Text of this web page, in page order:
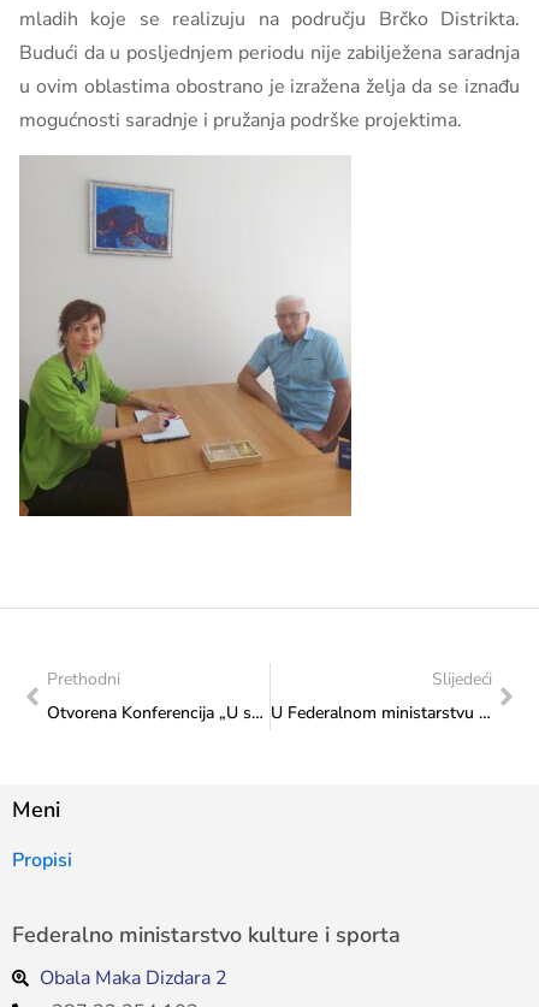
mladih koje se realizuju na području Brčko Distrikta.
Budući da u posljednjem periodu nije zabilježena saradnja
u ovim oblastima obostrano je izražena želja da se iznađu
mogućnosti saradnje i pružanja podrške projektima.
Prethodni
Otvorena Konferencija „U susret Strategij prema mladima FBiH“: Želje, potrebe i stavovi mladih bili su ključni u izradi Strategije prema mladima
Slijedeći
U Federalnom ministarstvu kulture i sporta predstavljen animirani film „Nestašno djevojče“ po scenariju Džemaludina Latića
Meni
Propisi
Federalno ministarstvo kulture i sporta
Obala Maka Dizdara 2